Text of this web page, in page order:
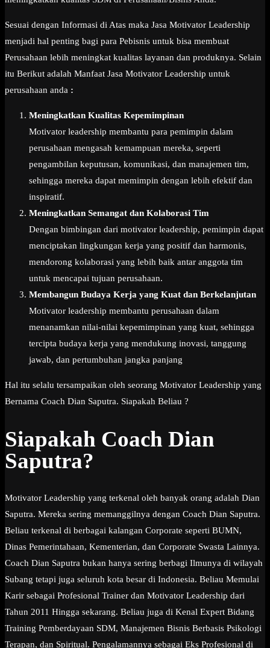
Sesuai dengan Informasi di Atas maka Jasa Motivator Leadership
menjadi hal penting bagi para Pebisnis untuk bisa membuat
Perusahaan lebih meningkat kualitas layanan dan produknya. Selain
itu Berikut adalah Manfaat Jasa Motivator Leadership untuk
perusahaan anda :
Meningkatkan Kualitas Kepemimpinan
Motivator leadership membantu para pemimpin dalam
perusahaan mengasah kemampuan mereka, seperti
pengambilan keputusan, komunikasi, dan manajemen tim,
sehingga mereka dapat memimpin dengan lebih efektif dan
inspiratif.
Meningkatkan Semangat dan Kolaborasi Tim
Dengan bimbingan dari motivator leadership, pemimpin dapat
menciptakan lingkungan kerja yang positif dan harmonis,
mendorong kolaborasi yang lebih baik antar anggota tim
untuk mencapai tujuan perusahaan.
Membangun Budaya Kerja yang Kuat dan Berkelanjutan
Motivator leadership membantu perusahaan dalam
menanamkan nilai-nilai kepemimpinan yang kuat, sehingga
tercipta budaya kerja yang mendukung inovasi, tanggung
jawab, dan pertumbuhan jangka panjang
Hal itu selalu tersampaikan oleh seorang Motivator Leadership yang
Bernama Coach Dian Saputra. Siapakah Beliau ?
Siapakah Coach Dian
Saputra?
Motivator Leadership yang terkenal oleh banyak orang adalah Dian
Saputra. Mereka sering memanggilnya dengan Coach Dian Saputra.
Beliau terkenal di berbagai kalangan Corporate seperti BUMN,
Dinas Pemerintahaan, Kementerian, dan Corporate Swasta Lainnya.
Coach Dian Saputra bukan hanya sering berbagi Ilmunya di wilayah
Subang tetapi juga seluruh kota besar di Indonesia. Beliau Memulai
Karir sebagai Profesional Trainer dan Motivator Leadership dari
Tahun 2011 Hingga sekarang. Beliau juga di Kenal Expert Bidang
Training Pemberdayaan SDM, Manajemen Bisnis Berbasis Psikologi
Terapan, dan Spiritual. Pengalamannya sebagai Eks Profesional di